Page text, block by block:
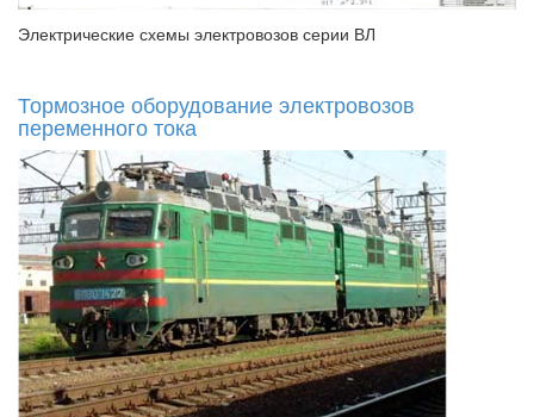
Электрические схемы электровозов серии ВЛ
Тормозное оборудование электровозов
переменного тока